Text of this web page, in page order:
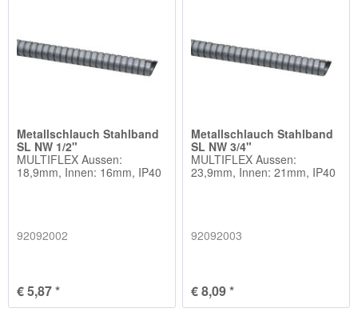
Metallschlauch Stahlband
SL NW 1/2"
MULTIFLEX Aussen:
18,9mm, Innen: 16mm, IP40
92092002
€ 5,87 *
Metallschlauch Stahlband
SL NW 3/4"
MULTIFLEX Aussen:
23,9mm, Innen: 21mm, IP40
92092003
€ 8,09 *